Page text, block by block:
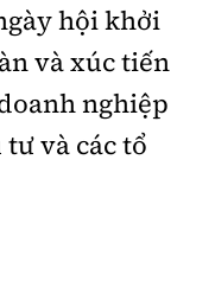
hội khởi
và xúc tiến
nghiệp
và các tổ